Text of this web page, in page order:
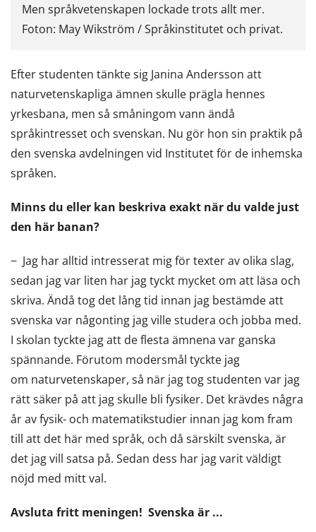
Men språkvetenskapen lockade trots allt mer.
Foton: May Wikström / Språkinstitutet och privat.
Efter studenten tänkte sig Janina Andersson att
naturvetenskapliga ämnen skulle prägla hennes
yrkesbana, men så småningom vann ändå
språkintresset och svenskan. Nu gör hon sin praktik på
den svenska avdelningen vid Institutet för de inhemska
språken.
Minns du eller kan beskriva exakt när du valde just
den här banan?
− Jag har alltid intresserat mig för texter av olika slag,
sedan jag var liten har jag tyckt mycket om att läsa och
skriva. Ändå tog det lång tid innan jag bestämde att
svenska var någonting jag ville studera och jobba med.
I skolan tyckte jag att de flesta ämnena var ganska
spännande. Förutom modersmål tyckte jag
om naturvetenskaper, så när jag tog studenten var jag
rätt säker på att jag skulle bli fysiker. Det krävdes några
år av fysik- och matematikstudier innan jag kom fram
till att det här med språk, och då särskilt svenska, är
det jag vill satsa på. Sedan dess har jag varit väldigt
nöjd med mitt val.
Avsluta fritt meningen! Svenska är ...